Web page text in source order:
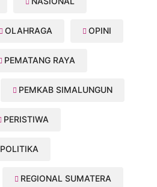
OLAHRAGA OPINI
PEMATANG RAYA
PEMKAB SIMALUNGUN
PERISTIWA
POLITIKA
REGIONAL SUMATERA